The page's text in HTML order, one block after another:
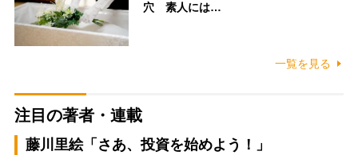
穴 素人には…
一覧を見る
注目の著者・連載
藤川里絵「さあ、投資を始めよう！」